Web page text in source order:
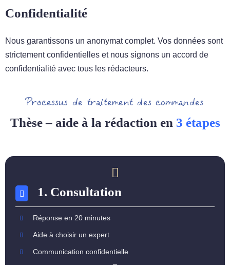
Confidentialité
Nous garantissons un anonymat complet. Vos données sont
strictement confidentielles et nous signons un accord de
confidentialité avec tous les rédacteurs.
Processus de traitement des commandes
Thèse – aide à la rédaction en 3 étapes
1. Consultation
Réponse en 20 minutes
Aide à choisir un expert
Communication confidentielle